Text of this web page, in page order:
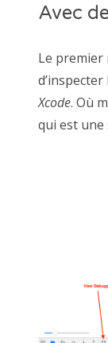
Avec
Le premier
d’inspecter
Xcode. Où
qui est